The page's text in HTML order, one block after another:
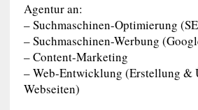
Agentur an:
– Suchmaschinen-Optimierung
– Suchmaschinen-Werbung
– Content-Marketing
– Web-Entwicklung (Erstellung &
Webseiten)